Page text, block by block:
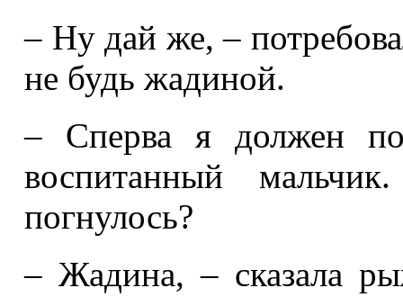
– Ну дай же, –
не будь жадиной.
– Сперва я должен
воспитанный
погнулось?
– Жадина, – сказала